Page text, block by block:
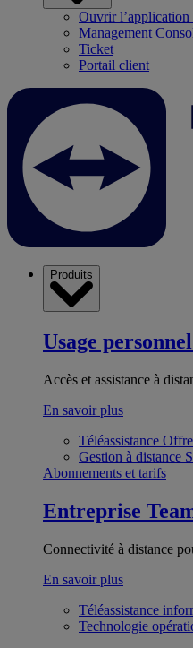
Ouvrir l’application
Management
Ticket
Portail client
Produits
Usage
Accès et assistance à
En savoir plus
Téléassistance
Gestion à distance
Abonnements et tarifs
Entreprise
Connectivité à distance
En savoir plus
Téléassistance
Technologie